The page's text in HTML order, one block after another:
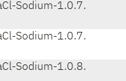
Sodium-1.0.7.
Sodium-1.0.7.
Sodium-1.0.8.